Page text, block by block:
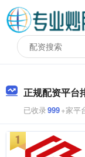
正规配资平台
已收录999+家平